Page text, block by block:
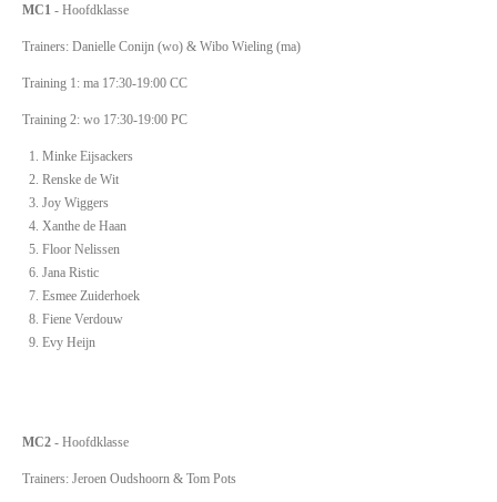
MC1 - Hoofdklasse
Trainers: Danielle Conijn (wo) & Wibo Wieling (ma)
Training 1: ma 17:30-19:00 CC
Training 2: wo 17:30-19:00 PC
Minke Eijsackers
Renske de Wit
Joy Wiggers
Xanthe de Haan
Floor Nelissen
Jana Ristic
Esmee Zuiderhoek
Fiene Verdouw
Evy Heijn
MC2 - Hoofdklasse
Trainers: Jeroen Oudshoorn & Tom Pots